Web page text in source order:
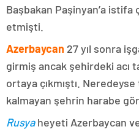
Başbakan Paşinyan’a istifa
etmişti.
Azerbaycan 27 yıl sonra
girmiş ancak şehirdeki acı
ortaya çıkmıştı.
kalmayan şehrin harabe
Rusyaheyeti Azerbaycan